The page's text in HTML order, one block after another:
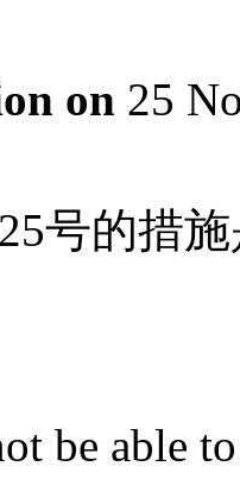
on 25
25号的措施
be able